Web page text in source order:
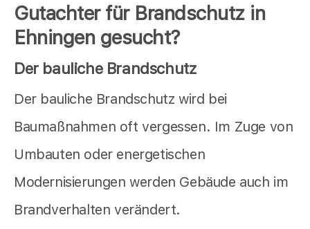
Gutachter für Brandschutz in
Ehningen gesucht?
Der bauliche Brandschutz
Der bauliche Brandschutz wird bei
Baumaßnahmen oft vergessen. Im Zuge von
Umbauten oder energetischen
Modernisierungen werden Gebäude auch im
Brandverhalten verändert.